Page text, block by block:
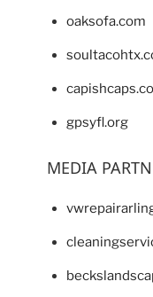
oaksofa.com
gpsyfl.org
MEDIA